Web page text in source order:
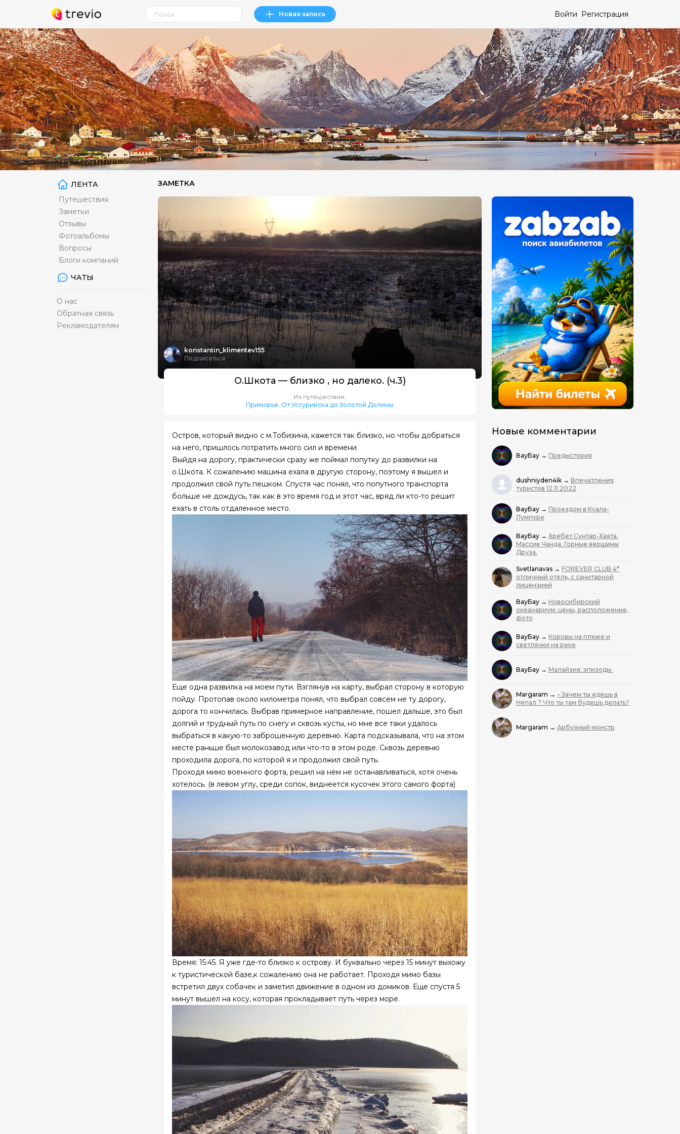
Новая запись Войти Регистрация
ЛЕНТА
Путешествия
Заметки
Отзывы
Фотоальбомы
Вопросы
Блоги компаний
ЧАТЫ
О нас
Обратная связь
Рекламодателям
ЗАМЕТКА
Новые комментарии
ВауБау → Предыстория
dushniyden4ik → Впечатления
туристов 12.11.2022
ВауБау → Проездом в Куала-
Лумпуре
ВауБау → Хребет Сунтар-Хаята.
Массив Чанда. Горные вершины
Друза.
Svetlanavas → FOREVER CLUB 4*
отличный отель, с санитарной
лицензией
ВауБау → Новосибирский
океанариум: цены, расположение,
фото
ВауБау → Коровы на пляже и
светлячки на реке
ВауБау → Малайзия: эпизоды.
Margaram → – Зачем ты едешь в
Непал ? Что ты там будешь делать?
Margaram → Арбузный монстр
konstantin_klimentev155
Подписаться
О.Шкота — близко , но далеко. (ч.3)
Из путешествия:
Приморье. От Уссурийска до Золотой Долины
Остров, который видно с м.Тобизина, кажется так близко, но чтобы добраться
на него, пришлось потратить много сил и времени
Выйдя на дорогу, практически сразу же поймал попутку до развилки на
о.Шкота. К сожалению машина ехала в другую сторону, поэтому я вышел и
продолжил свой путь пешком. Спустя час понял, что попутного транспорта
больше не дождусь, так как в это время год и этот час, вряд ли кто-то решит
ехать в столь отдаленное место.
Еще одна развилка на моем пути. Взглянув на карту, выбрал сторону в которую
пойду. Протопав около километра понял, что выбрал совсем не ту дорогу,
дорога то кончилась. Выбрав примерное направление, пошел дальше, это был
долгий и трудный путь по снегу и сквозь кусты, но мне все таки удалось
выбраться в какую-то заброшенную деревню. Карта подсказывала, что на этом
месте раньше был молокозавод или что-то в этом роде. Сквозь деревню
проходила дорога, по которой я и продолжил свой путь.
Проходя мимо военного форта, решил на нём не останавливаться, хотя очень
хотелось. (в левом углу, среди сопок, виднеется кусочек этого самого форта)
Время: 15:45. Я уже где-то близко к острову. И буквально через 15 минут выхожу
к туристической базе,к сожалению она не работает. Проходя мимо базы
встретил двух собачек и заметил движение в одном из домиков. Еще спустя 5
минут вышел на косу, которая прокладывает путь через море.